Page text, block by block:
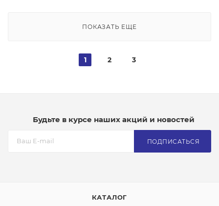
ПОКАЗАТЬ ЕЩЕ
1 2 3
Будьте в курсе наших акций и новостей
ПОДПИСАТЬСЯ
КАТАЛОГ